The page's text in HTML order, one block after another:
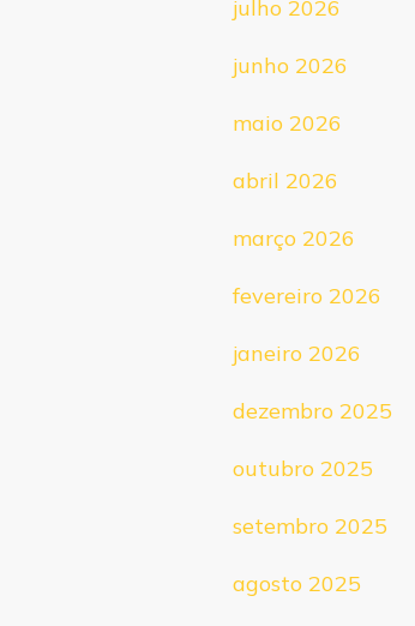
julho 2026
junho 2026
maio 2026
abril 2026
março 2026
fevereiro 2026
janeiro 2026
dezembro 2025
outubro 2025
setembro 2025
agosto 2025